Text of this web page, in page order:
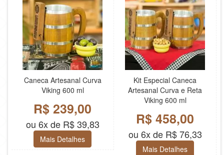
Caneca Artesanal Curva
Viking 600 ml
R$ 239,00
ou 6x de R$ 39,83
Mais Detalhes
Kit Especial Caneca
Artesanal Curva e Reta
Viking 600 ml
R$ 458,00
ou 6x de R$ 76,33
Mais Detalhes